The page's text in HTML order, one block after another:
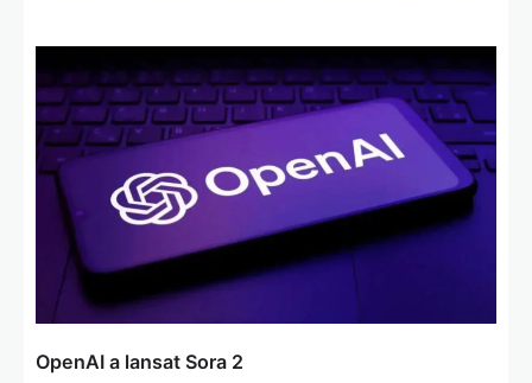
OpenAI a lansat Sora 2